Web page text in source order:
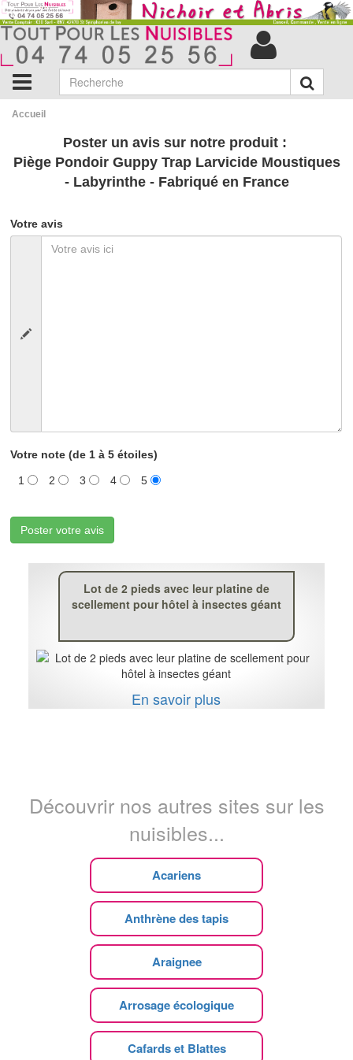
Accueil
Poster un avis sur notre produit :
Piège Pondoir Guppy Trap Larvicide Moustiques
- Labyrinthe - Fabriqué en France
Votre avis
Votre note (de 1 à 5 étoiles)
1 2 3 4 5
Poster votre avis
Lot de 2 pieds avec leur platine de
scellement pour hôtel à insectes géant
En savoir plus
Découvrir nos autres sites sur les
nuisibles...
Acariens
Anthrène des tapis
Araignee
Arrosage écologique
Cafards et Blattes